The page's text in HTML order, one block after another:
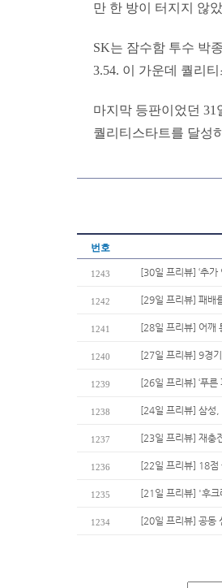
만 한 방이 터지지 않
SK는 잠수함 투수 박
3.54. 이 가운데 퀄리
마지막 등판이었던 31
퀄리티스타트를 달성
번호
1243 [30일 프리뷰] ‘추가
1242 [29일 프리뷰] 패배
1241 [28일 프리뷰] 어깨
1240 [27일 프리뷰] 9경
1239 [26일 프리뷰] ‘푸
1238 [24일 프리뷰] 삼성
1237 [23일 프리뷰] 재충
1236 [22일 프리뷰] 18점
1235 [21일 프리뷰] '후
1234 [20일 프리뷰] 공동